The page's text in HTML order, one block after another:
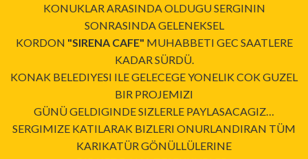
KONUKLAR ARASINDA OLDUGU SERGININ
SONRASINDA GELENEKSEL
KORDON "SIRENA CAFE" MUHABBETI GEC SAATLERE
KADAR SÜRDÜ.
KONAK BELEDIYESI ILE GELECEGE YONELIK COK GUZEL
BIR PROJEMIZI
GÜNÜ GELDIGINDE SIZLERLE PAYLASACAGIZ…
SERGIMIZE KATILARAK BIZLERI ONURLANDIRAN TÜM
KARIKATÜR GÖNÜLLÜLERINE